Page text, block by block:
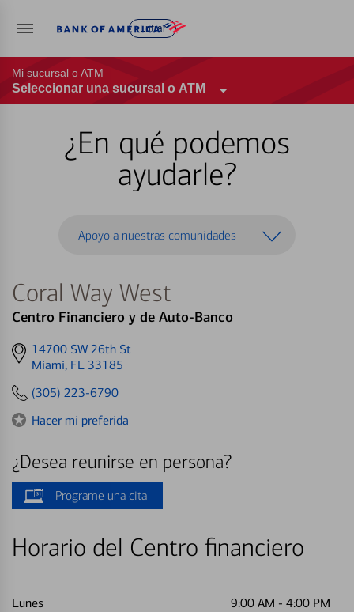
Entrar
Mi sucursal o ATM
Seleccionar una sucursal o ATM
¿En qué podemos
ayudarle?
Apoyo a nuestras comunidades
Coral Way West
Centro Financiero y de Auto-Banco
Get
directions
14700 SW 26th St
Miami, FL 33185
(305) 223-6790
Hacer mi preferida
¿Desea reunirse en persona?
Programe una cita
Horario del Centro financiero
Lunes 9:00 AM - 4:00 PM